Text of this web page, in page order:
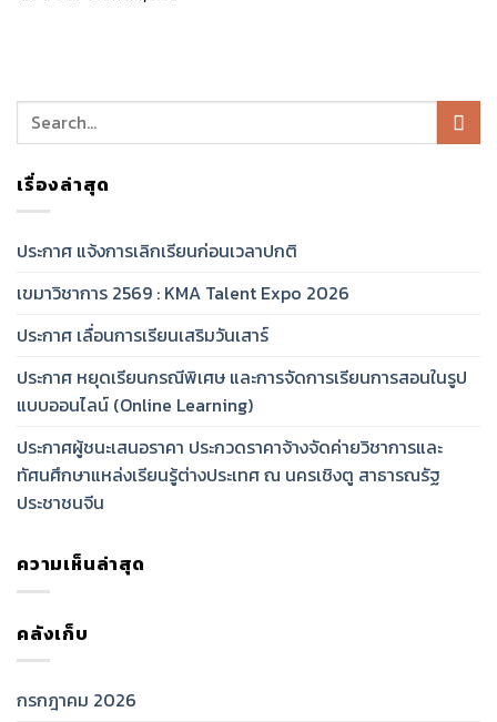
เรื่องล่าสุด
ประกาศ แจ้งการเลิกเรียนก่อนเวลาปกติ
เขมาวิชาการ 2569 : KMA Talent Expo 2026
ประกาศ เลื่อนการเรียนเสริมวันเสาร์
ประกาศ หยุดเรียนกรณีพิเศษ และการจัดการเรียนการสอนในรูป
แบบออนไลน์ (Online Learning)
ประกาศผู้ชนะเสนอราคา ประกวดราคาจ้างจัดค่ายวิชาการและ
ทัศนศึกษาแหล่งเรียนรู้ต่างประเทศ ณ นครเชิงตู สาธารณรัฐ
ประชาชนจีน
ความเห็นล่าสุด
คลังเก็บ
กรกฎาคม 2026